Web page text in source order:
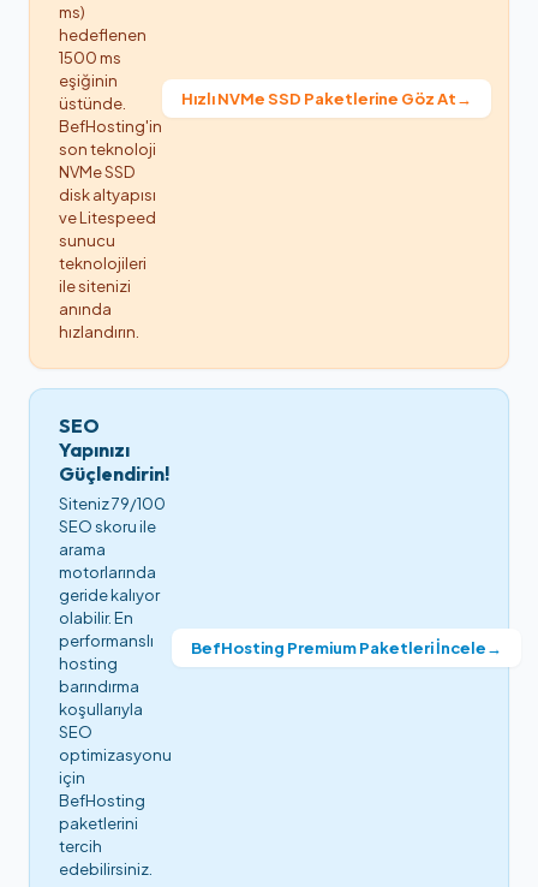
ms)
hedeflenen
1500 ms
eşiğinin
üstünde.
BefHosting'in
son teknoloji
NVMe SSD
disk altyapısı
ve Litespeed
sunucu
teknolojileri
ile sitenizi
anında
hızlandırın.
Hızlı NVMe SSD Paketlerine Göz At→
SEO
Yapınızı
Güçlendirin!
Siteniz 79/100
SEO skoru ile
arama
motorlarında
geride kalıyor
olabilir. En
performanslı
hosting
barındırma
koşullarıyla
SEO
optimizasyonu
için
BefHosting
paketlerini
tercih
edebilirsiniz.
BefHosting Premium Paketleri İncele→